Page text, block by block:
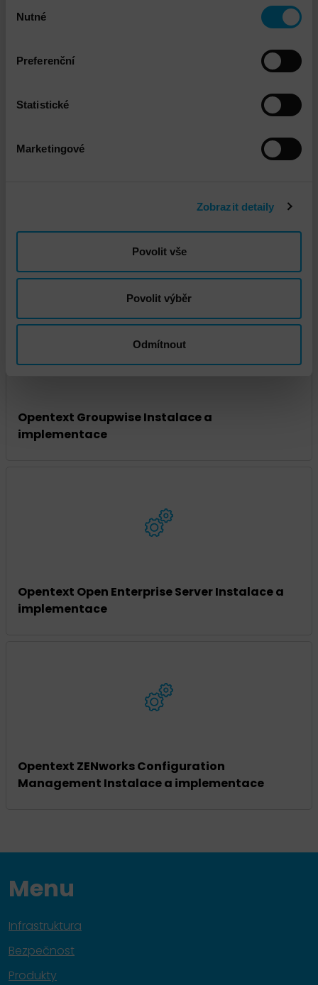
souhlasu
Nutné
Preferenční
Statistické
Marketingové
Zobrazit detaily
Povolit vše
Povolit výběr
Odmítnout
Opentext a NetIQ Komplexní podpora systémů
Opentext Filr Instalace a implementace
Opentext Groupwise Instalace a
implementace
Opentext Open Enterprise Server Instalace a
implementace
Opentext ZENworks Configuration
Management Instalace a implementace
Menu
Infrastruktura
Bezpečnost
Produkty